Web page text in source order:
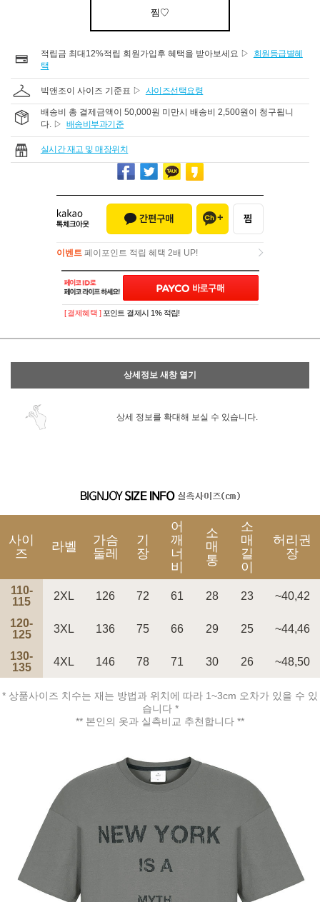
찜♡
적립금 최대12%적립 회원가입후 혜택을 받아보세요 ▷
회원등급별혜
택
빅앤조이 사이즈 기준표 ▷ 사이즈선택요령
배송비 총 결제금액이 50,000원 미만시 배송비 2,500원이 청구됩니
다. ▷ 배송비부과기준
실시간 재고 및 매장위치
이벤트 페이포인트 적립 혜택 2배 UP!
이벤트페이포인트 적립 혜택 2배 UP!
페이코 ID로 페
[ 결제혜택 ] 포인트 결제시 1% 적립!
상세정보 새창 열기
상세 정보를 확대해 보실 수 있습니다.
사이
즈
라벨
가슴
둘레
기
장
어
깨
너
비
소
매
통
소
매
길
이
허리권
장
110-
115
2XL 126 72 61 28 23 ~40,42
120-
125
3XL 136 75 66 29 25 ~44,46
130-
135
4XL 146 78 71 30 26 ~48,50
* 상품사이즈 치수는 재는 방법과 위치에 따라 1~3cm 오차가 있을 수 있
습니다 *
** 본인의 옷과 실측비교 추천합니다 **